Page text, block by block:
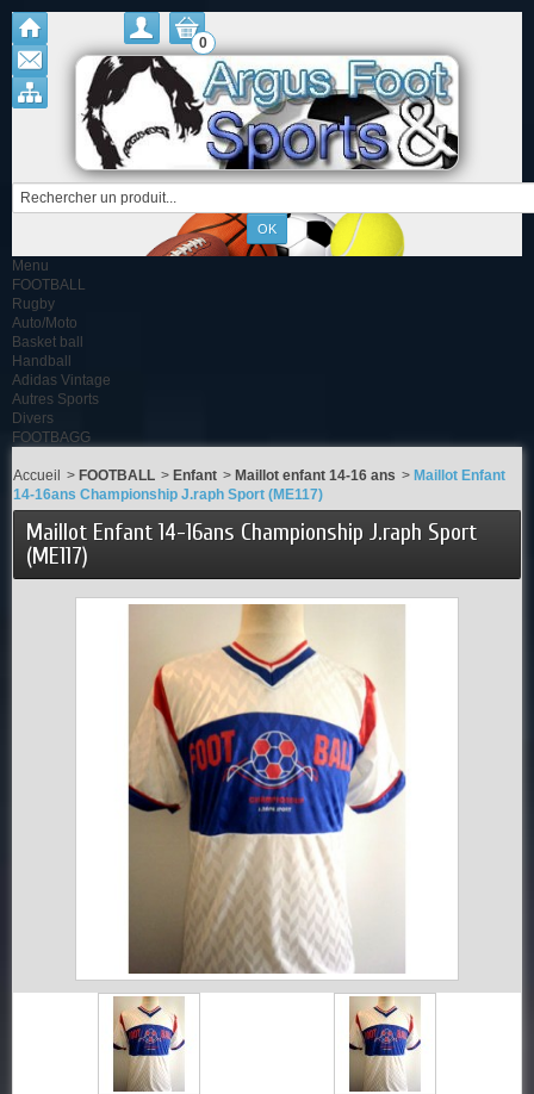
0
Menu
FOOTBALL
Rugby
Auto/Moto
Basket ball
Handball
Adidas Vintage
Autres Sports
Divers
FOOTBAGG
Accueil > FOOTBALL > Enfant > Maillot enfant 14-16 ans > Maillot Enfant
14-16ans Championship J.raph Sport (ME117)
Maillot Enfant 14-16ans Championship J.raph Sport
(ME117)